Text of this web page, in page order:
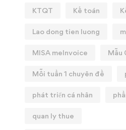
KTQT Kế toán
Lao dong tien luong
MISA meInvoice Mẫu
Mỗi tuần 1 chuyên đề
phát triển cá nhân
quan ly thue